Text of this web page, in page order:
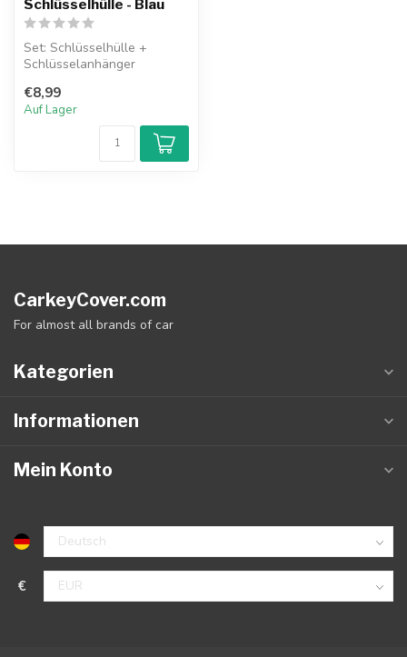
Schlüsselhülle - Blau
Set: Schlüsselhülle +
Schlüsselanhänger
€8,99
Auf Lager
CarkeyCover.com
For almost all brands of car
Kategorien
Informationen
Mein Konto
€